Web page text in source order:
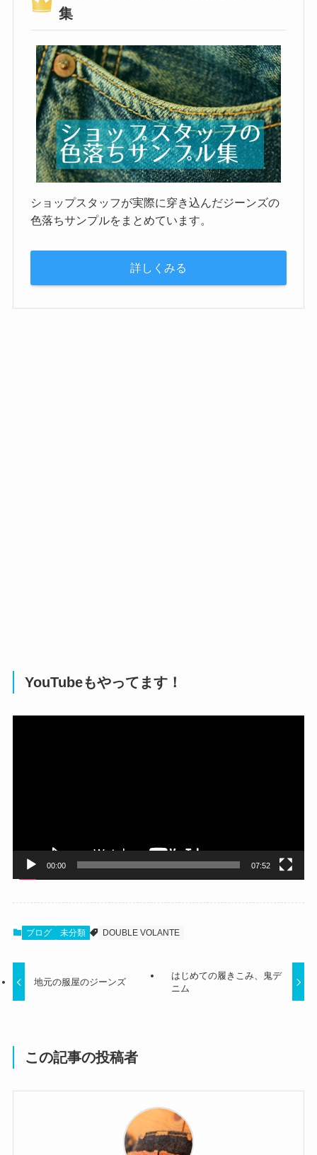
集
ショップスタッフが実際に穿き込んだジーンズの
色落ちサンプルをまとめています。
詳しくみる
YouTubeもやってます！
00:00 07:52
ブログ 未分類 DOUBLE VOLANTE
地元の服屋のジーンズ
はじめての履きこみ、鬼デ
ニム
この記事の投稿者